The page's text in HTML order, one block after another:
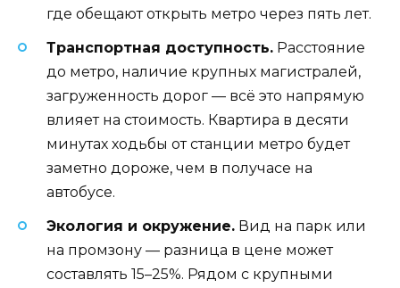
где обещают открыть метро через пять лет.
Транспортная доступность. Расстояние
до метро, наличие крупных магистралей,
загруженность дорог — всё это напрямую
влияет на стоимость. Квартира в десяти
минутах ходьбы от станции метро будет
заметно дороже, чем в получасе на
автобусе.
Экология и окружение. Вид на парк или
на промзону — разница в цене может
составлять 15–25%. Рядом с крупными